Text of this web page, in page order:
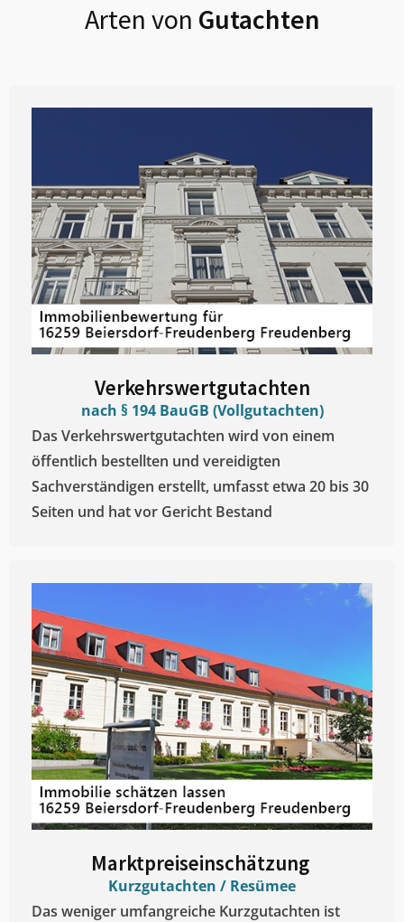
Arten von Gutachten
Verkehrswertgutachten
nach § 194 BauGB (Vollgutachten)
Das Verkehrswertgutachten wird von einem
öffentlich bestellten und vereidigten
Sachverständigen erstellt, umfasst etwa 20 bis 30
Seiten und hat vor Gericht Bestand
Marktpreiseinschätzung ​
Kurzgutachten / Resümee
Das weniger umfangreiche Kurzgutachten ist